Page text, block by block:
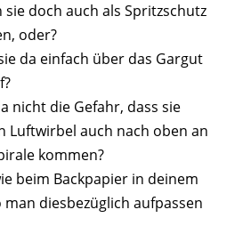
sie doch auch als Spritzschutz
oder?
da einfach über das Gargut
nicht die Gefahr, dass sie
Luftwirbel auch nach oben an
kommen?
beim Backpapier in deinem
man diesbezüglich aufpassen